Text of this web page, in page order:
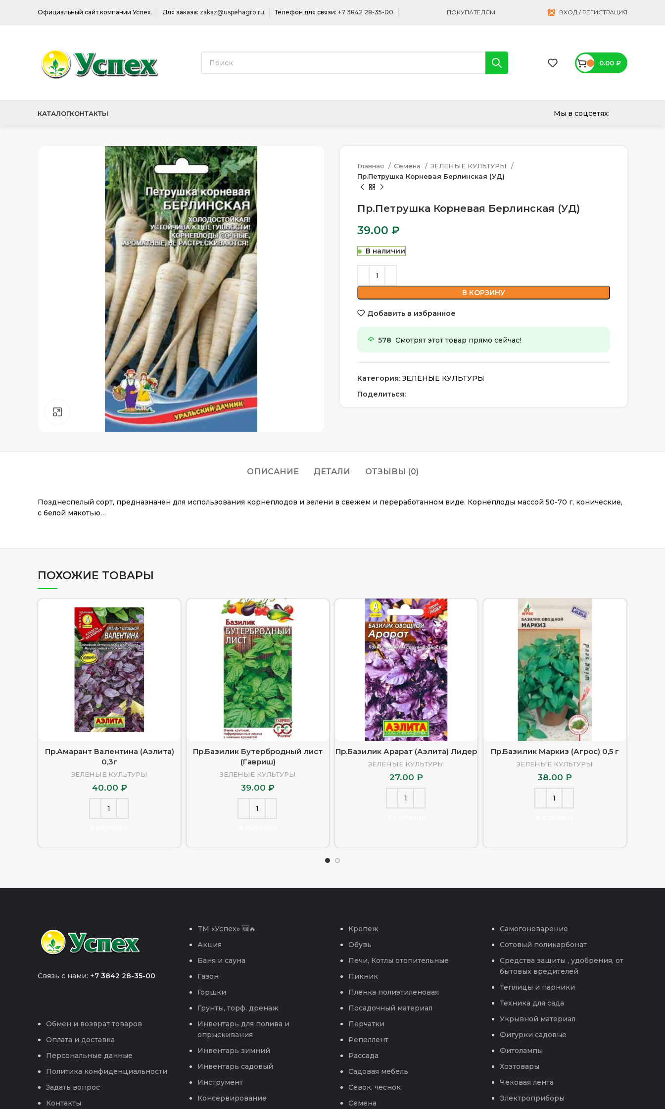
Официальный сайт компании Успех. Для заказа: zakaz@uspehagro.ru Телефон для связи: +7 3842 28-35-00 ПОКУПАТЕЛЯМ ВХОД / РЕГИСТРАЦИЯ
0.00 ₽
КАТАЛОГКОНТАКТЫ Мы в соцсетях:
Нажмите, чтобы увеличить
Главная Семена
ЗЕЛЕНЫЕ КУЛЬТУРЫ
Пр.Петрушка Корневая Берлинская (УД)
Пр.Петрушка Корневая Берлинская (УД)
39.00 ₽
В наличии
В КОРЗИНУ
Добавить в избранное
578 Смотрят этот товар прямо сейчас!
Категория: ЗЕЛЕНЫЕ КУЛЬТУРЫ
Поделиться:
ОПИСАНИЕ ДЕТАЛИ ОТЗЫВЫ (0)
Позднеспелый сорт, предназначен для использования корнеплодов и зелени в свежем и переработанном виде. Корнеплоды массой 50-70 г, конические,
с белой мякотью…
ПОХОЖИЕ ТОВАРЫ
Пр.Амарант Валентина (Аэлита)
0,3г
ЗЕЛЕНЫЕ КУЛЬТУРЫ
40.00 ₽
Пр.Базилик Бутербродный лист
(Гавриш)
ЗЕЛЕНЫЕ КУЛЬТУРЫ
39.00₽
Пр.Базилик Арарат (Аэлита) Лидер
ЗЕЛЕНЫЕ КУЛЬТУРЫ
27.00₽
Пр.Базилик Маркиз (Агрос) 0,5 г
ЗЕЛЕНЫЕ КУЛЬТУРЫ
38.00 ₽
Связь с нами: +7 3842 28-35-00
Обмен и возврат товаров
Оплата и доставка
Персональные данные
Политика конфиденциальности
Задать вопрос
Контакты
TM «Успех» 🆕🔥
Акция
Баня и сауна
Газон
Горшки
Грунты, торф, дренаж
Инвентарь для полива и
опрыскивания
Инвентарь зимний
Инвентарь садовый
Инструмент
Консервирование
Крепеж
Обувь
Печи, Котлы отопительные
Пикник
Пленка полиэтиленовая
Посадочный материал
Перчатки
Репеллент
Рассада
Садовая мебель
Севок, чеснок
Семена
Самогоноварение
Сотовый поликарбонат
Средства защиты , удобрения, от
бытовых вредителей
Теплицы и парники
Техника для сада
Укрывной материал
Фигурки садовые
Фитолампы
Хозтовары
Чековая лента
Электроприборы